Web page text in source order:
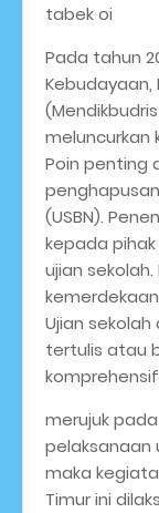
tabek oi
Pada tahun
Kebudayaan,
meluncurkan
Poin penting
(USBN).
kepada
ujian
Ujian
tertulis atau
merujuk
pelaksanaan
maka
Timur ini